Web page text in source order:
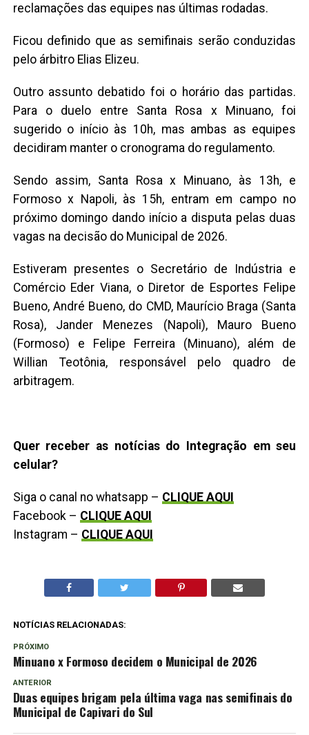
reclamações das equipes nas últimas rodadas.
Ficou definido que as semifinais serão conduzidas
pelo árbitro Elias Elizeu.
Outro assunto debatido foi o horário das partidas.
Para o duelo entre Santa Rosa x Minuano, foi
sugerido o início às 10h, mas ambas as equipes
decidiram manter o cronograma do regulamento.
Sendo assim, Santa Rosa x Minuano, às 13h, e
Formoso x Napoli, às 15h, entram em campo no
próximo domingo dando início a disputa pelas duas
vagas na decisão do Municipal de 2026.
Estiveram presentes o Secretário de Indústria e
Comércio Eder Viana, o Diretor de Esportes Felipe
Bueno, André Bueno, do CMD, Maurício Braga (Santa
Rosa), Jander Menezes (Napoli), Mauro Bueno
(Formoso) e Felipe Ferreira (Minuano), além de
Willian Teotônia, responsável pelo quadro de
arbitragem.
Quer receber as notícias do Integração em seu
celular?
Siga o canal no whatsapp – CLIQUE AQUI
Facebook – CLIQUE AQUI
Instagram – CLIQUE AQUI
NOTÍCIAS RELACIONADAS:
PRÓXIMO
Minuano x Formoso decidem o Municipal de 2026
ANTERIOR
Duas equipes brigam pela última vaga nas semifinais do
Municipal de Capivari do Sul